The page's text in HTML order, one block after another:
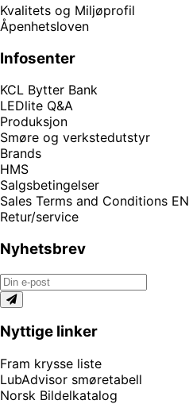
Kvalitets og Miljøprofil
Åpenhetsloven
Infosenter
KCL Bytter Bank
LEDlite Q&A
Produksjon
Smøre og verkstedutstyr
Brands
HMS
Salgsbetingelser
Sales Terms and Conditions EN
Retur/service
Nyhetsbrev
Nyttige linker
Fram krysse liste
LubAdvisor smøretabell
Norsk Bildelkatalog